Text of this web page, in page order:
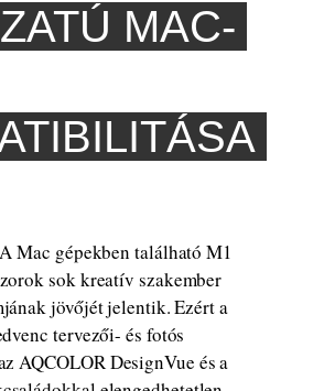
MAC-
Mac gépekben található M1
sok kreatív szakember
jövőjét jelentik. Ezért a
tervezői- és fotós
AQCOLOR DesignVue és a